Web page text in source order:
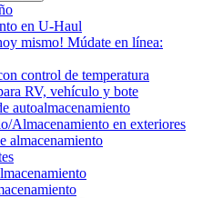
en U-Haul
mismo! Múdate en línea:
control de temperatura
RV, vehículo y bote
autoalmacenamiento
Almacenamiento en exteriores
almacenamiento